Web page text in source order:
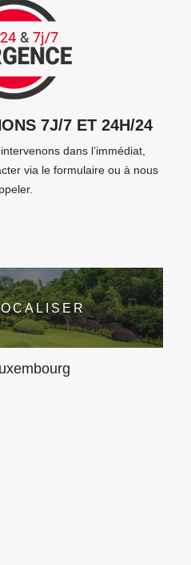
7J/7 ET 24H/24
dans l’immédiat,
via le formulaire ou à nous